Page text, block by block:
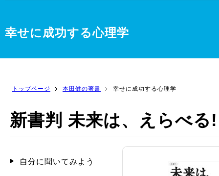
幸せに成功する心理学
トップページ 本田健の著書 幸せに成功する心理学
新書判 未来は、えらべ
自分に聞いてみよう